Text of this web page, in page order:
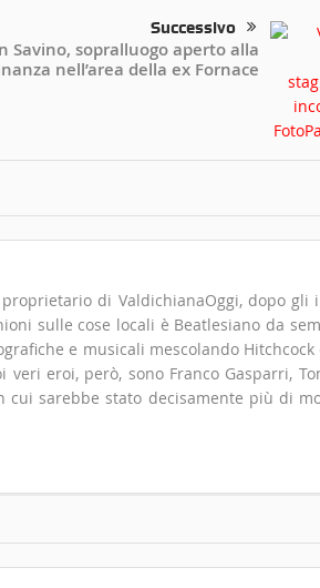
Successivo
Savino, sopralluogo aperto alla
nell’area della ex Fornace
di ValdichianaOggi, dopo gli
sulle cose locali è Beatlesiano da
e musicali mescolando Hitchcock
eroi, però, sono Franco Gasparri,
sarebbe stato decisamente più di